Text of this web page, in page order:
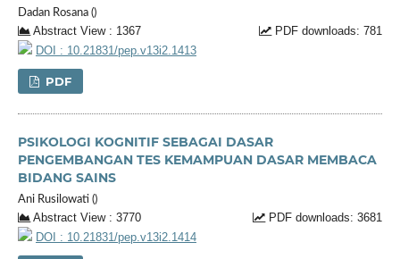
Dadan Rosana ()
Abstract View : 1367
PDF downloads: 781
DOI : 10.21831/pep.v13i2.1413
PDF
PSIKOLOGI KOGNITIF SEBAGAI DASAR
PENGEMBANGAN TES KEMAMPUAN DASAR MEMBACA
BIDANG SAINS
Ani Rusilowati ()
Abstract View : 3770
PDF downloads: 3681
DOI : 10.21831/pep.v13i2.1414